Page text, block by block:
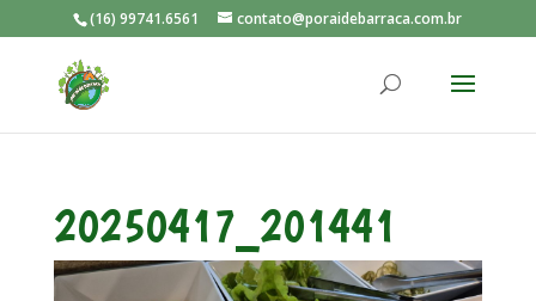
(16) 99741.6561 contato@poraidebarraca.com.br
20250417_201441